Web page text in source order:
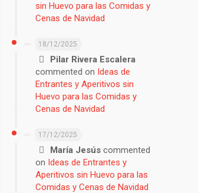
sin Huevo para las Comidas y
Cenas de Navidad
18/12/2025
Pilar Rivera Escalera
commented on Ideas de
Entrantes y Aperitivos sin
Huevo para las Comidas y
Cenas de Navidad
17/12/2025
María Jesúscommented
on Ideas de Entrantes y
Aperitivos sin Huevo para las
Comidas y Cenas de Navidad